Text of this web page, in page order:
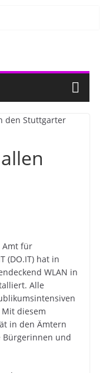
für
(DO.IT) hat in
WLAN in
Alle
Mit diesem
in den Ämtern
und